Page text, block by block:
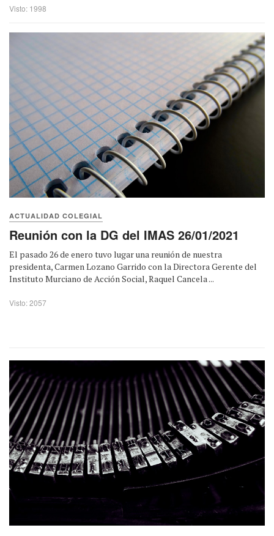
Visto: 1998
ACTUALIDAD COLEGIAL
Reunión con la DG del IMAS 26/01/2021
El pasado 26 de enero tuvo lugar una reunión de nuestra
presidenta, Carmen Lozano Garrido con la Directora Gerente del
Instituto Murciano de Acción Social, Raquel Cancela ...
Visto: 2057